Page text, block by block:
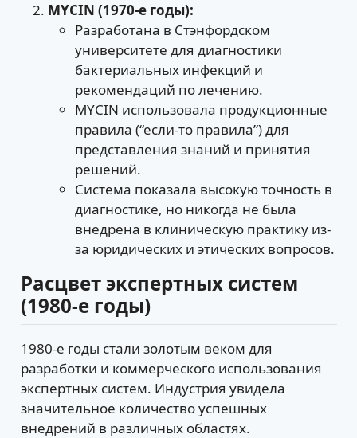
MYCIN (1970-е годы):
Разработана в Стэнфордском
университете для диагностики
бактериальных инфекций и
рекомендаций по лечению.
MYCIN использовала продукционные
правила (“если-то правила”) для
представления знаний и принятия
решений.
Система показала высокую точность в
диагностике, но никогда не была
внедрена в клиническую практику из-
за юридических и этических вопросов.
Расцвет экспертных систем
(1980-е годы)
1980-е годы стали золотым веком для
разработки и коммерческого использования
экспертных систем. Индустрия увидела
значительное количество успешных
внедрений в различных областях.